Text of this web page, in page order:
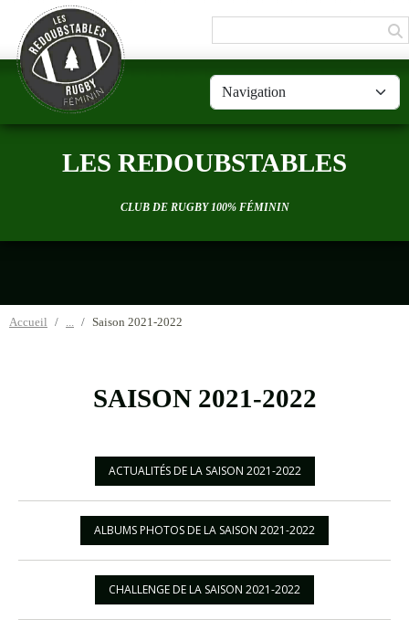
LES REDOUBSTABLES
CLUB DE RUGBY 100% FÉMININ
Accueil Saison 2021-2022
SAISON 2021-2022
ACTUALITÉS DE LA SAISON 2021-2022
ALBUMS PHOTOS DE LA SAISON 2021-2022
CHALLENGE DE LA SAISON 2021-2022
Panneau de gestion des cookies